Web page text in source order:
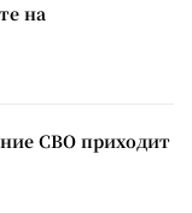
на
СВО приходит